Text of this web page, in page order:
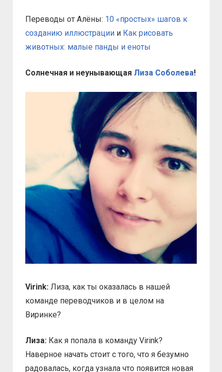
Переводы от Алёны: 10 «простых» шагов к
созданию иллюстрации и Как рисовать
животных: малые панды и еноты
Солнечная и неунывающая Лиза Соболева!
Virink: Лиза, как ты оказалась в нашей
команде переводчиков и в целом на
Виринке?
Лиза: Как я попала в команду Virink?
Наверное начать стоит с того, что я безумно
радовалась, когда узнала что появится новая